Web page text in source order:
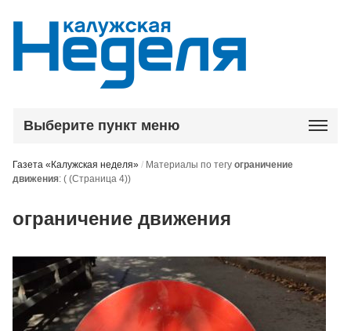
Выберите пункт меню
Газета «Калужская неделя» / Материалы по тегуограничение
движения: ( (Страница 4))
ограничение движения